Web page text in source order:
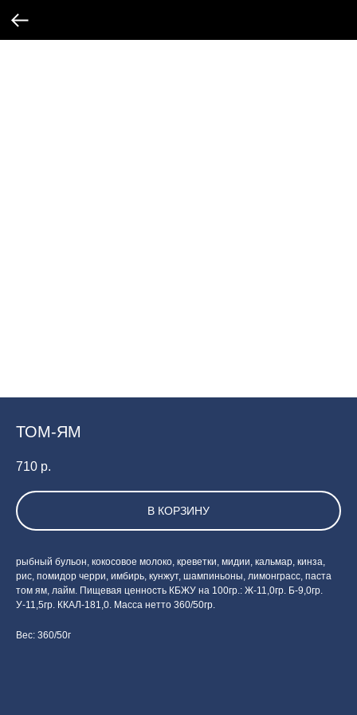
ТОМ-ЯМ
710 р.
В КОРЗИНУ
рыбный бульон, кокосовое молоко, креветки, мидии, кальмар, кинза,
рис, помидор черри, имбирь, кунжут, шампиньоны, лимонграсс, паста
том ям, лайм. Пищевая ценность КБЖУ на 100гр.: Ж-11,0гр. Б-9,0гр.
У-11,5гр. ККАЛ-181,0. Масса нетто 360/50гр.
Вес: 360/50г